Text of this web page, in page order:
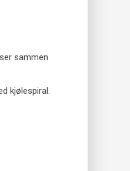
sammen
kjølespiral.